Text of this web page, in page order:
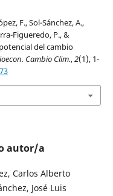
F., Sol-Sánchez, A.,
Figueredo, P., &
del cambio
Cambio Clim.,2(1), 1-
autor/a
Carlos Alberto
José Luis